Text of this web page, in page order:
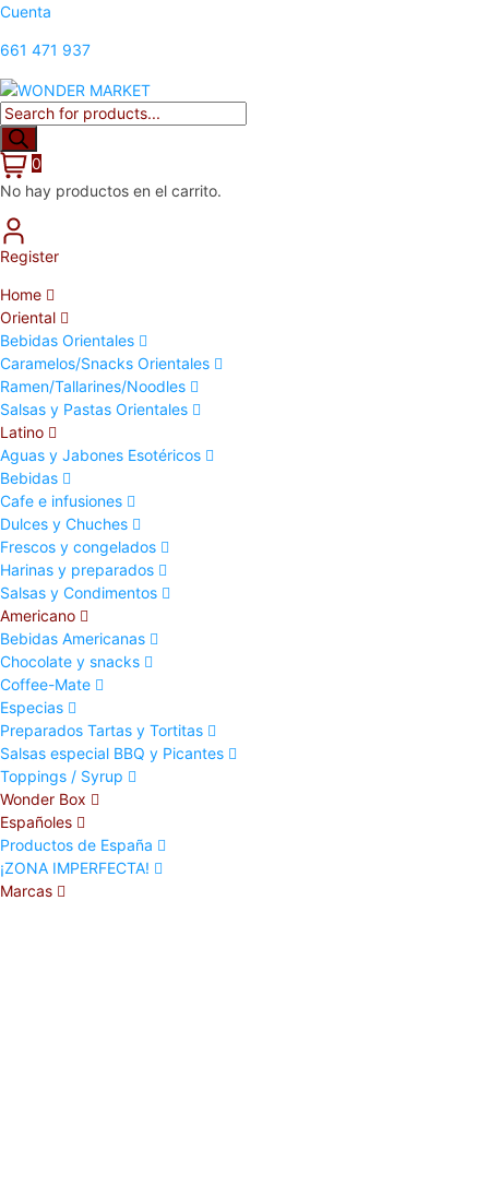
Cuenta
661 471 937
0
No hay productos en el carrito.
Register
Home
Oriental
Bebidas Orientales
Caramelos/Snacks Orientales
Ramen/Tallarines/Noodles
Salsas y Pastas Orientales
Latino
Aguas y Jabones Esotéricos
Bebidas
Cafe e infusiones
Dulces y Chuches
Frescos y congelados
Harinas y preparados
Salsas y Condimentos
Americano
Bebidas Americanas
Chocolate y snacks
Coffee-Mate
Especias
Preparados Tartas y Tortitas
Salsas especial BBQ y Picantes
Toppings / Syrup
Wonder Box
Españoles
Productos de España
¡ZONA IMPERFECTA!
Marcas